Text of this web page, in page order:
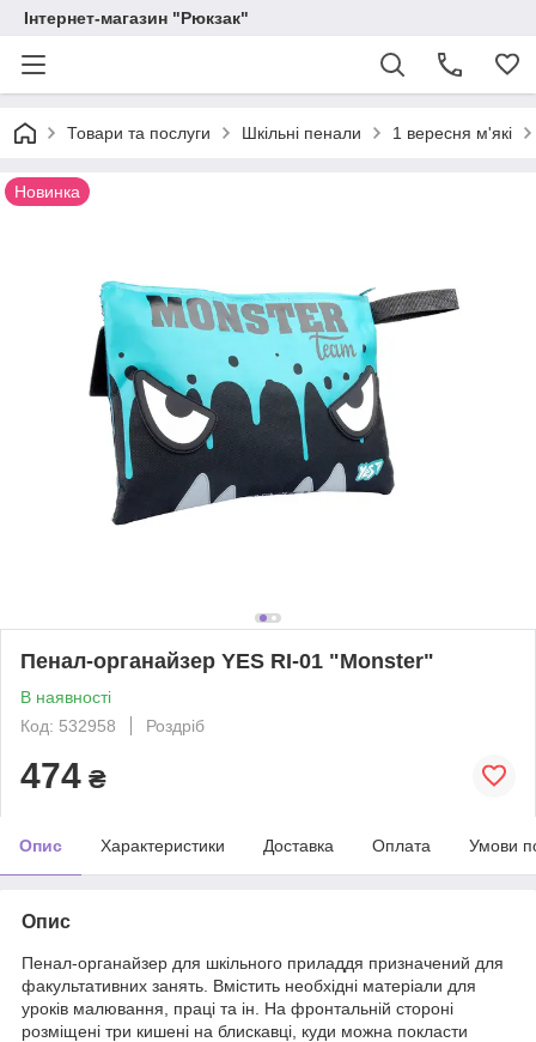
Інтернет-магазин "Рюкзак"
Товари та послуги Шкільні пенали 1 вересня м'які
Новинка
Пенал-органайзер YES RI-01 "Monster"
В наявності
Код: 532958
Роздріб
474 ₴
Опис Характеристики Доставка Оплата Умови
Опис
Пенал-органайзер для шкільного приладдя призначений для
факультативних занять. Вмістить необхідні матеріали для
уроків малювання, праці та ін. На фронтальній стороні
розміщені три кишені на блискавці, куди можна покласти